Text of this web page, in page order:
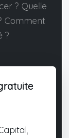
? Quelle
Comment
?